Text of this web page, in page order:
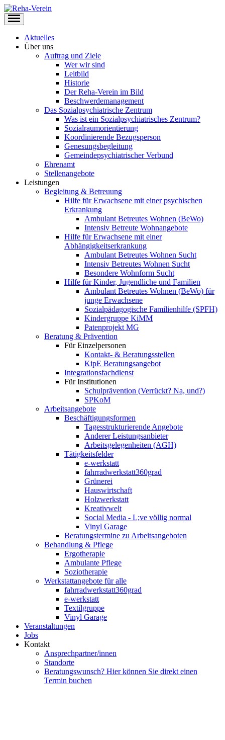
Aktuelles
Über uns
Auftrag und Ziele
Wer wir sind
Leitbild
Historie
Der Reha-Verein im Bild
Beschwerdemanagement
Das Sozialpsychiatrische Zentrum
Was ist ein Sozialpsychiatrisches Zentrum?
Sozialraumorientierung
Koordinierende Bezugsperson
Genesungsbegleitung
Gemeindepsychiatrischer Verbund
Ehrenamt
Stellenangebote
Leistungen
Begleitung & Betreuung
Hilfe für Erwachsene mit einer psychischen
Erkrankung
Ambulant Betreutes Wohnen (BeWo)
Intensiv Betreute Wohnangebote
Hilfe für Erwachsene mit einer
Abhängigkeitserkrankung
Ambulant Betreutes Wohnen Sucht
Intensiv Betreutes Wohnen Sucht
Besondere Wohnform Sucht
Hilfe für Kinder, Jugendliche und Familien
Ambulant Betreutes Wohnen (BeWo) für
junge Erwachsene
Sozialpädagogische Familienhilfe (SPFH)
Kindergruppe KiMM
Patenprojekt MG
Beratung & Prävention
Für Einzelpersonen
Kontakt- & Beratungsstellen
KipE Beratungsangebot
Integrationsfachdienst
Für Institutionen
Schulprävention (Verrückt? Na, und?)
SPKoM
Arbeitsangebote
Beschäftigungsformen
Tagesstrukturierende Angebote
Anderer Leistungsanbieter
Arbeitsgelegenheiten (AGH)
Tätigkeitsfelder
e-werkstatt
fahrradwerkstatt360grad
Grünerei
Hauswirtschaft
Holzwerkstatt
Kreativwelt
Social Media - L;ve völlig normal
Vinyl Garage
Beratungstermine zu Arbeitsangeboten
Behandlung & Pflege
Ergotherapie
Ambulante Pflege
Soziotherapie
Werkstattangebote für alle
fahrradwerkstatt360grad
e-werkstatt
Textilgruppe
Vinyl Garage
Veranstaltungen
Jobs
Kontakt
Ansprechpartner/innen
Standorte
Beratungswunsch? Hier können Sie direkt einen
Termin buchen